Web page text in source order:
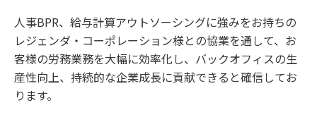
人事BPR、給与計算アウトソーシングに強みをお持ちの
レジェンダ・コーポレーション様との協業を通して、お
客様の労務業務を大幅に効率化し、バックオフィスの生
産性向上、持続的な企業成長に貢献できると確信してお
ります。